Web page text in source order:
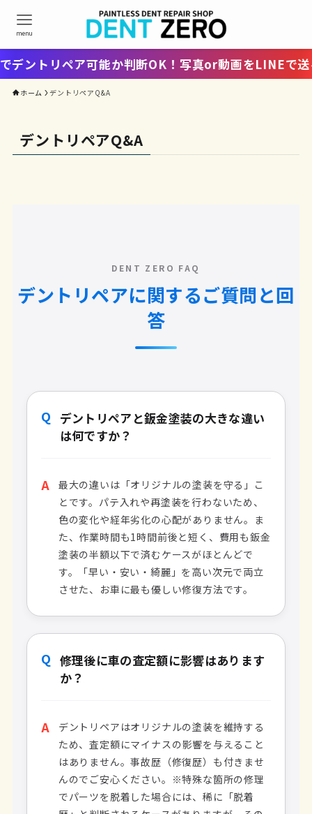
menu
トリペア可能か判断OK！写真or動画をLINEで送る
ホーム デントリペアQ&A
デントリペアQ&A
DENT ZERO FAQ
デントリペアに関するご質問と回
答
Q デントリペアと鈑金塗装の大きな違い
は何ですか？
A
最大の違いは「オリジナルの塗装を守る」こ
とです。パテ入れや再塗装を行わないため、
色の変化や経年劣化の心配がありません。ま
た、作業時間も1時間前後と短く、費用も鈑金
塗装の半額以下で済むケースがほとんどで
す。「早い・安い・綺麗」を高い次元で両立
させた、お車に最も優しい修復方法です。
Q 修理後に車の査定額に影響はあります
か？
A
デントリペアはオリジナルの塗装を維持する
ため、査定額にマイナスの影響を与えること
はありません。事故歴（修復歴）も付きませ
んのでご安心ください。※特殊な箇所の修理
でパーツを脱着した場合には、稀に「脱着